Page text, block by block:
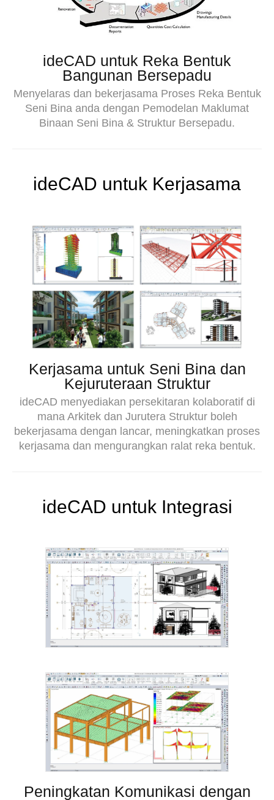
ideCAD untuk Reka Bentuk
Bangunan Bersepadu
Menyelaras dan bekerjasama Proses Reka Bentuk
Seni Bina anda dengan Pemodelan Maklumat
Binaan Seni Bina & Struktur Bersepadu.
ideCAD untuk Kerjasama
Kerjasama untuk Seni Bina dan
Kejuruteraan Struktur
ideCAD menyediakan persekitaran kolaboratif di
mana Arkitek dan Jurutera Struktur boleh
bekerjasama dengan lancar, meningkatkan proses
kerjasama dan mengurangkan ralat reka bentuk.
ideCAD untuk Integrasi
Peningkatan Komunikasi dengan